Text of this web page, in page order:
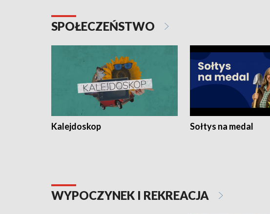
SPOŁECZEŃSTWO
Kalejdoskop Sołtys na medal
WYPOCZYNEK I REKREACJA